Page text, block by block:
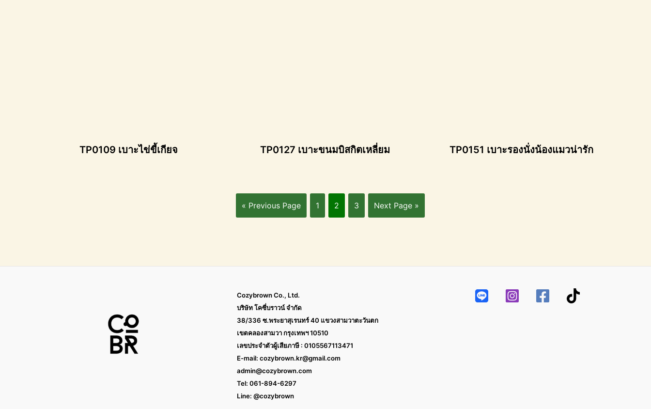
TP0109 เบาะไข่ขี้เกียจ TP0127 เบาะขนมบิสกิตเหลี่ยม TP0151 เบาะรองนั่งน้องแมวน่ารัก
« Previous Page 1 2 3 Next Page »
Cozybrown Co., Ltd.
บริษัท โคซี่บราวน์ จำกัด
38/336 ซ.พระยาสุเรนทร์ 40 แขวงสามวาตะวันตก
เขตคลองสามวา กรุงเทพฯ 10510
เลขประจำตัวผู้เสียภาษี : 0105567113471
E-mail: cozybrown.kr@gmail.com
admin@cozybrown.com
Tel: 061-894-6297
Line: @cozybrown